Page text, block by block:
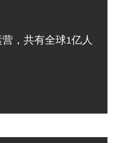
，共有全球1亿人